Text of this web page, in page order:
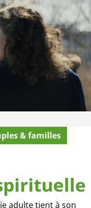
& familles
adulte tient à son